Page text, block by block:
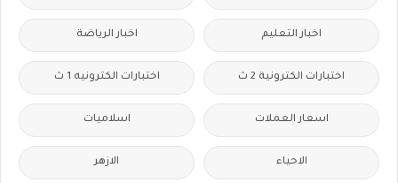
اخبار التعليم اخبار الرياضة
اختبارات الكترونية 2 ث اختبارات الكترونيه 1 ث
اسعار العملات اسلاميات
الاحياء الازهر